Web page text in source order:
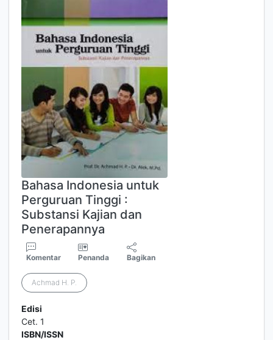
Bahasa Indonesia untuk
Perguruan Tinggi :
Substansi Kajian dan
Penerapannya
Komentar Penanda Bagikan
Achmad H. P.
Edisi
Cet. 1
ISBN/ISSN